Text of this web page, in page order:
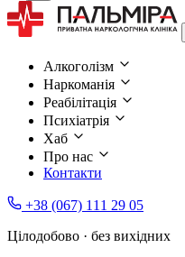
Алкоголізм
Наркоманія
Реабілітація
Психіатрія
Хаб
Про нас
Контакти
+38 (067) 111 29 05
Цілодобово · без вихідних